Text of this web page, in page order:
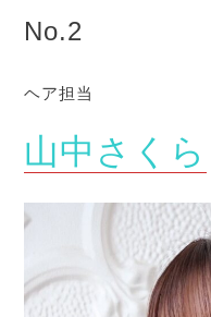
No.2
ヘア担当
山中さくら